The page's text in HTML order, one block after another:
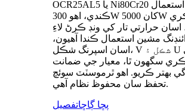
OCR25AL5 يا Ni80Cr20 حرارتي تار استعمال
ڪندي، اهو 300W کان 5000W تائين ڪري
حرارتي تار کي ونڊ ڪرڻ لاءِ
مشين استعمال ڪندا آهيون،
اسان اسپرنگ شڪل، V شڪل ۽ U شڪل حرارتي
ڪري سگهون ٿا، معيار جي ضمانت
بهتر ڪريو. اهو ٿرموسٽٽ سوئچ
تحفظ سان محفوظ نظام آهي.
پڇا ڳاڇاتفصيل